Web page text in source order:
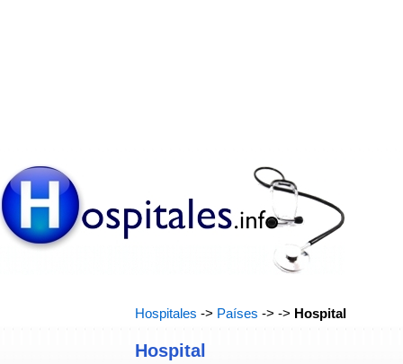
Hospitales -> Países -> -> Hospital
Hospital